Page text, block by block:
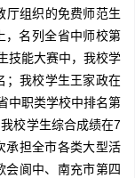
厅组织的免费师范生
，名列全省中师校第
技能大赛中，我校学
；我校学生王家政在
中职类学校中排名第
校学生综合成绩在7
承担全市各类大型活
会阆中、南充市第四